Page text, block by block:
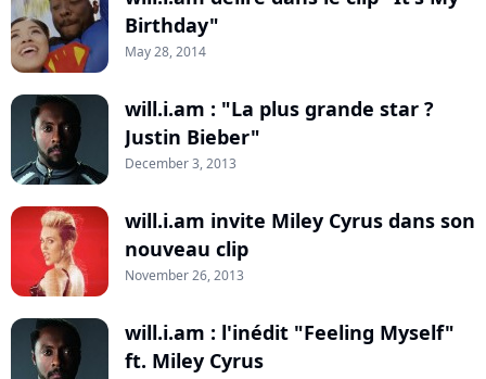
Birthday"
May 28, 2014
will.i.am : "La plus grande star ?
Justin Bieber"
December 3, 2013
will.i.am invite Miley Cyrus dans son
nouveau clip
November 26, 2013
will.i.am : l'inédit "Feeling Myself"
ft. Miley Cyrus